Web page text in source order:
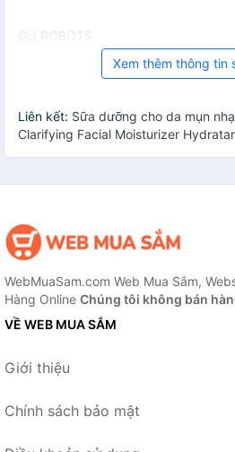
Giá ROBOTS
Xem thêm thông tin
Liên kết: Sữa dưỡng cho da mụn
Clarifying Facial Moisturizer
WebMuaSam.com Web Mua Sắm,
Hàng Online Chúng tôi không bán
VỀ WEB MUA SẮM
Giới thiệu
Chính sách bảo mật